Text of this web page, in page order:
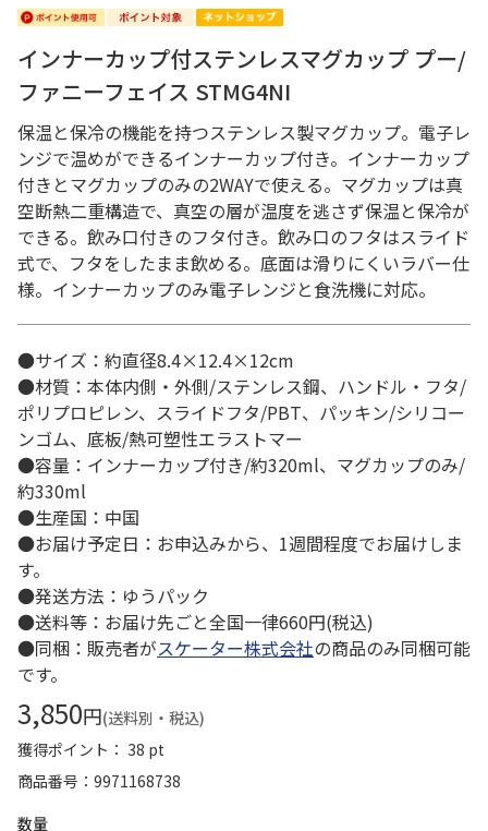
インナーカップ付ステンレスマグカップ プー/
ファニーフェイス STMG4NI
保温と保冷の機能を持つステンレス製マグカップ。電子レ
ンジで温めができるインナーカップ付き。インナーカップ
付きとマグカップのみの2WAYで使える。マグカップは真
空断熱二重構造で、真空の層が温度を逃さず保温と保冷が
できる。飲み口付きのフタ付き。飲み口のフタはスライド
式で、フタをしたまま飲める。底面は滑りにくいラバー仕
様。インナーカップのみ電子レンジと食洗機に対応。
●サイズ：約直径8.4×12.4×12cm
●材質：本体内側・外側/ステンレス鋼、ハンドル・フタ/
ポリプロピレン、スライドフタ/PBT、パッキン/シリコー
ンゴム、底板/熱可塑性エラストマー
●容量：インナーカップ付き/約320ml、マグカップのみ/
約330ml
●生産国：中国
●お届け予定日：お申込みから、1週間程度でお届けしま
す。
●発送方法：ゆうパック
●送料等：お届け先ごと全国一律660円(税込)
●同梱：販売者がスケーター株式会社の商品のみ同梱可能
です。
3,850円(送料別・税込)
獲得ポイント： 38 pt
商品番号
9971168738
数量